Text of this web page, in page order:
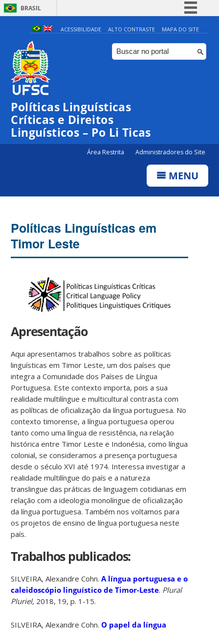
BRASIL
Simplifique!
Comunica BR
Participe
ACESSIBILIDADE ALTO CONTRASTE MAPA DO SITE
Políticas Linguísticas
Críticas e Direitos
Linguísticos – Po Li Ticas
Área Restrita Administradores do Site
MENU
Políticas Linguísticas em
Timor Leste
Apresentação
Aqui apresentamos trabalhos sobre as políticas
linguísticas em Timor Leste, um dos países que
integra a Comunidade dos Países de Língua
Portuguesa. Este contexto importa, pois a sua
realidade multilíngue e multicultural contrasta com
as políticas de oficialização da língua portuguesa. No
contexto timorense, a língua portuguesa operou
tanto como uma língua de resistência, na relação
histórica entre Timor Leste e Indonésia, como língua
colonial, se consideramos a presença portuguesa
desde o século XVI até 1974. Interessa investigar a
realidade multilíngue do país e a natureza
translingue das práticas de linguagem cotidianas em
relação com a ideologia monolíngue de oficialização
da língua portuguesa. Também nos voltamos para
os projetos de ensino de língua portuguesa neste
país.
Trabalhos publicados:
SILVEIRA, Alexandre Cohn.A língua portuguesa e o
caleidoscópio linguístico de Timor-Leste. Plural
Pluriel, 2018, 19, p. 1-15.
SILVEIRA, Alexandre Cohn. O papel da língua